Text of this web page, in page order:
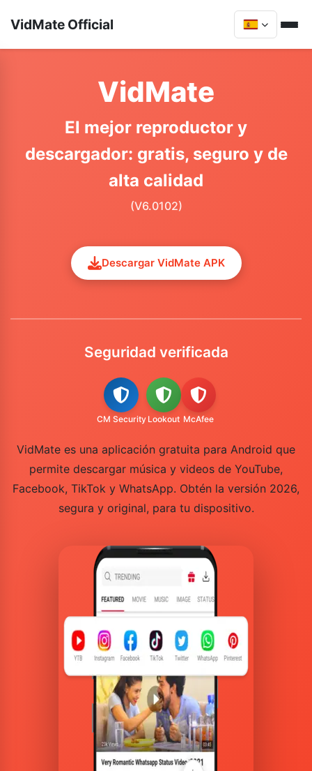
VidMate Official
VidMate
El mejor reproductor y
descargador: gratis, seguro y de
alta calidad
(V6.0102)
Descargar VidMate APK
Seguridad verificada
CM Security Lookout McAfee
VidMate es una aplicación gratuita para Android que
permite descargar música y videos de YouTube,
Facebook, TikTok y WhatsApp. Obtén la versión 2026,
segura y original, para tu dispositivo.